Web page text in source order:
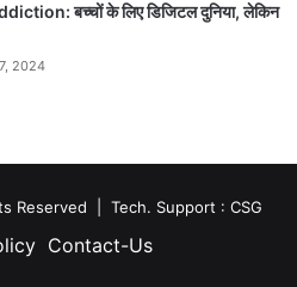
बच्चों के लिए डिजिटल दुनिया, लेकिन
2024
Reserved | Tech. Support : CSG
Contact-Us